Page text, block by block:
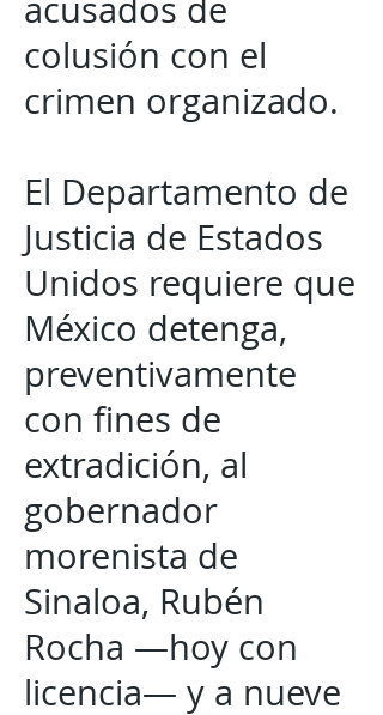
acusados de
colusión con el
crimen organizado.
El Departamento de
Justicia de Estados
Unidos requiere que
México detenga,
preventivamente
con fines de
extradición, al
gobernador
morenista de
Sinaloa, Rubén
Rocha —hoy con
licencia— y a nueve